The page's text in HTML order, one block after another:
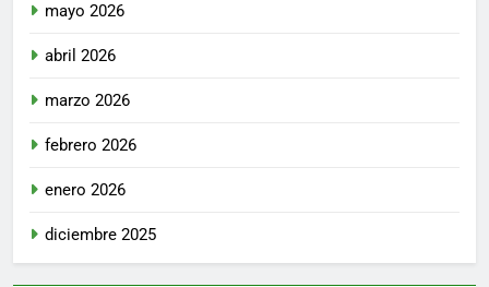
mayo 2026
abril 2026
marzo 2026
febrero 2026
enero 2026
diciembre 2025